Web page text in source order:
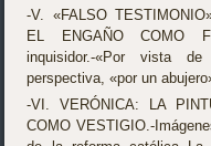
-V. «FALSO
EL ENGAÑO COMO
inquisidor.-«Por vista
perspectiva, «por un
-VI. VERÓNICA: LA
COMO VESTIGIO.-